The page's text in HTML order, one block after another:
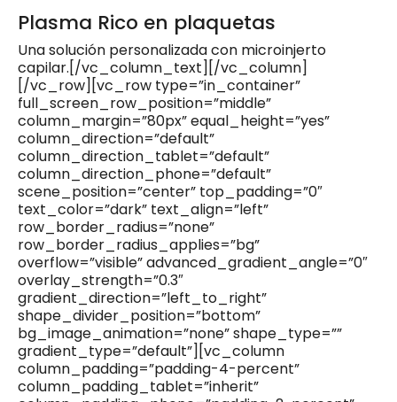
Plasma Rico en plaquetas
Una solución personalizada con microinjerto
capilar.[/vc_column_text][/vc_column]
[/vc_row][vc_row type=”in_container”
full_screen_row_position=”middle”
column_margin=”80px” equal_height=”yes”
column_direction=”default”
column_direction_tablet=”default”
column_direction_phone=”default”
scene_position=”center” top_padding=”0″
text_color=”dark” text_align=”left”
row_border_radius=”none”
row_border_radius_applies=”bg”
overflow=”visible” advanced_gradient_angle=”0″
overlay_strength=”0.3″
gradient_direction=”left_to_right”
shape_divider_position=”bottom”
bg_image_animation=”none” shape_type=””
gradient_type=”default”][vc_column
column_padding=”padding-4-percent”
column_padding_tablet=”inherit”